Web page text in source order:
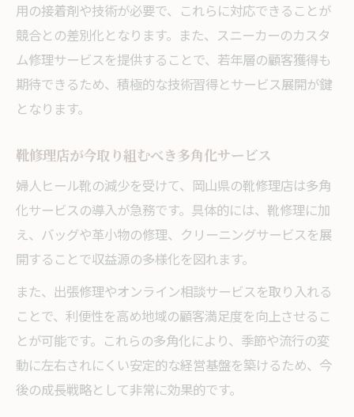
用の接着剤や技術が必要で、これらに対応できることが
競合との差別化となります。また、スニーカーのカスタ
ム修理サービスを提供することで、若年層の顧客獲得も
期待できるため、積極的な技術習得とサービス展開が鍵
となります。
靴修理店が今取り組むべき多角化サービス
婦人ヒール靴の減少を受けて、岡山県の靴修理店は多角
化サービスの導入が急務です。具体的には、靴修理に加
え、バッグや革小物の修理、クリーニングサービスを展
開することで収益源の多様化を図れます。
また、出張修理やオンライン相談サービスを取り入れる
ことで、利便性を高め地域の顧客満足度を向上させるこ
とが可能です。これらの多角化により、季節や流行の変
動に左右されにくい安定的な経営基盤を築けるため、今
後の成長戦略として非常に効果的です。